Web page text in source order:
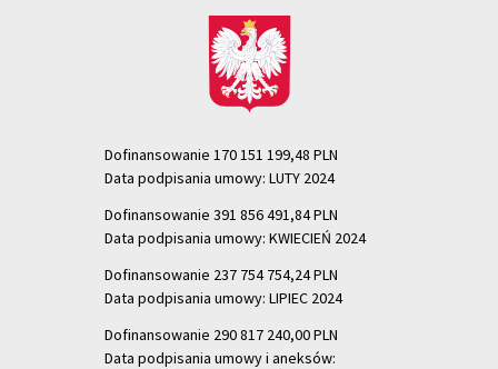
Dofinansowanie 170 151 199,48 PLN
Data podpisania umowy: LUTY 2024
Dofinansowanie 391 856 491,84 PLN
Data podpisania umowy: KWIECIEŃ 2024
Dofinansowanie 237 754 754,24 PLN
Data podpisania umowy: LIPIEC 2024
Dofinansowanie 290 817 240,00 PLN
Data podpisania umowy i aneksów: